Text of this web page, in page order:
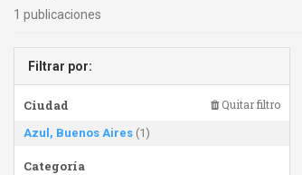
1 publicaciones
Filtrar por:
Ciudad Quitar filtro
Azul, Buenos Aires (1)
Categoría